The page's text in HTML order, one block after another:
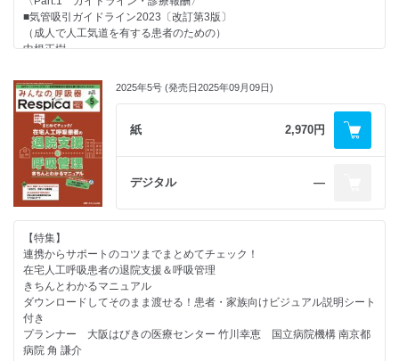
■Q28 ARDS回復期では、どのように排痰ケアを行うのがよい？（尾野
敏明）
■Q29 家族へのARDSの説明で押さえるべきポイントは？（亀田耕平）
■Q31 ARDS回復期（覚醒段階）のリハビリテーションのポイントは？
（對東俊介）
■Q32 体位変換はなぜ重要？ 換気を良くするためにできる看護の工夫
は？（堅田紘頌・横山仁志）
■Q33 腹臥位療法の適応判断と看護師の観察ポイントは？（堅田紘頌・
横山仁志）
■特集執筆者一覧
●Report
第35回日本呼吸ケア・リハビリテーション学会学術集会
in 呼吸ケア指導士セッション・ワールドカフェ
●新連載
特徴・注意点をサクッとおさえる！
ちょっと気になる呼吸管理デバイス速習File
ペンダント型酸素カニューレ
社会福祉法人大阪暁明館 大阪暁明館病院 玉元由果莉
■気管吸引ガイドライン2023〔改訂第3版〕
（成人で人工気道を有する患者のための）
中根正樹
～上手に活用するために～
藤田医科大学病院 河合佑亮
■日本版敗血症診療ガイドライン2024
順天堂大学 柏木 陸・近藤 豊
■4学会合同終末期ガイドラインを呼吸領域でどう活用するか？
東京ベイ・浦安市川医療センター 則末泰博
■ハイフローセラピーの日本での有用性とガイドラインへの展望
内科系学会社会保険連合 蝶名林直彦
■人工呼吸管理中のComfortケアを考える
札幌医科大学附属病院 春名純平
■ICUダイアリーの進化と実践
～標準プロトコールの整備と届け方の工夫～
市立青梅総合医療センター／東京医療保健大学 剱持雄二
■合言葉でマスターする！ 簡単肺エコー
京都府立医科大学 恒石鉄兵
■実臨床から学ぶ在宅ハイフローセラピーの安全な導入と管理
2025年5号 (発売日2025年09月09日)
紙 2,970円
デジタル ―
【特集】
連携からサポートのコツまでまとめてチェック！
在宅人工呼吸患者の退院支援＆呼吸管理
きちんとわかるマニュアル
ダウンロードしてそのまま渡せる！患者・家族向けビジュアル説明シート
付き
プランナー 大阪はびきの医療センター 竹川幸恵 国立病院機構 南京都
病院 角 謙介